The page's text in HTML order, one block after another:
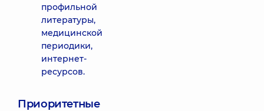
профильной
литературы,
медицинской
периодики,
интернет-
ресурсов.
Приоритетные